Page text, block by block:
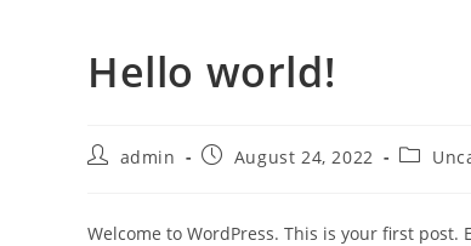
Hello world!
Beitrags-
admin
BeitragAugust 24, 2022
Welcome to WordPress. This is your first